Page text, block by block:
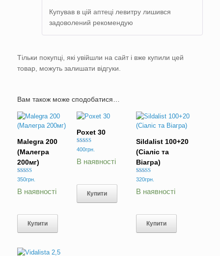
з 5
Купував в цій аптеці левитру лишився
задоволений рекомендую
Тільки покупці, які увійшли на сайт і вже купили цей
товар, можуть залишати відгуки.
Вам також може сподобатися…
Malegra 200
(Малегра
200мг)
Оцінено в
з 5
350грн.
В наявності
Купити
Poxet 30
Оцінено в
з 5
400грн.
В наявності
Купити
Sildalist 100+20
(Сіаліс та
Віагра)
Оцінено в
з 5
320грн.
В наявності
Купити